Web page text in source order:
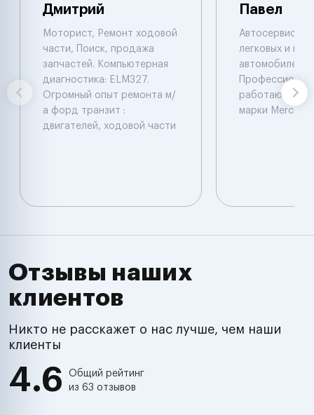
Дмитрий
Моторист, Ремонт ходовой
части, Поиск, продажа
запчастей. Компьютерная
диагностика: ELM327.
Огромный опыт ремонта м/
а форд транзит :
двигателей, ходовой части
Павел
Автосервис по
легковых и
автомобилей.
работают с
марки
Отзывы наших
клиентов
Никто не расскажет о нас лучше, чем наши
клиенты
4.6
Общий рейтинг
из 63 отзывов